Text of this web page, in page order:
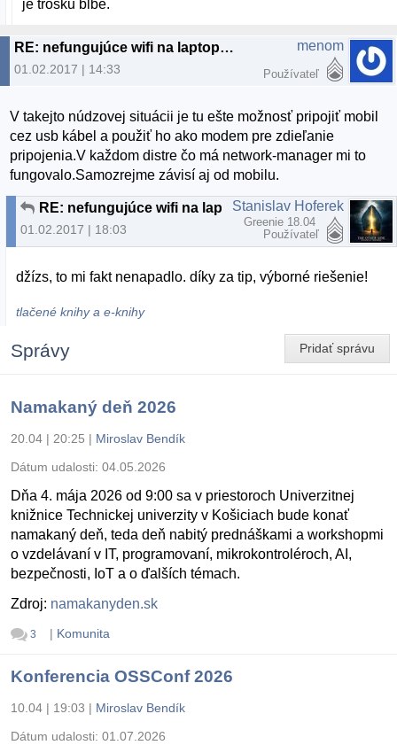
je trošku blbé.
RE: nefungujúce wifi na laptope - lubuntu 16.04 LTS
01.02.2017 | 14:33
menom
Používateľ
V takejto núdzovej situácii je tu ešte možnosť pripojiť mobil
cez usb kábel a použiť ho ako modem pre zdieľanie
pripojenia.V každom distre čo má network-manager mi to
fungovalo.Samozrejme závisí aj od mobilu.
RE: nefungujúce wifi na laptope - lubuntu 16.04 LTS
01.02.2017 | 18:03
Stanislav Hoferek
Greenie 18.04
Používateľ
džízs, to mi fakt nenapadlo. díky za tip, výborné riešenie!
tlačené knihy a e-knihy
Pridať správu
Správy
Namakaný deň 2026
20.04 | 20:25 | Miroslav Bendík
Dátum udalosti: 04.05.2026
Dňa 4. mája 2026 od 9:00 sa v priestoroch Univerzitnej
knižnice Technickej univerzity v Košiciach bude konať
namakaný deň, teda deň nabitý prednáškami a workshopmi
o vzdelávaní v IT, programovaní, mikrokontroléroch, AI,
bezpečnosti, IoT a o ďalších témach.
Zdroj: namakanyden.sk
3 | Komunita
Konferencia OSSConf 2026
10.04 | 19:03 | Miroslav Bendík
Dátum udalosti: 01.07.2026